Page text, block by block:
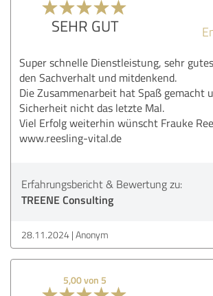
SEHR GUT
Super schnelle Dienstleistung, sehr
den Sachverhalt und mitdenkend.
Die Zusammenarbeit hat Spaß gemacht
Sicherheit nicht das letzte Mal.
Viel Erfolg weiterhin wünscht Frauke
www.reesling-vital.de
Erfahrungsbericht & Bewertung zu:
TREENE Consulting
28.11.2024 Anonym
5,00 von 5